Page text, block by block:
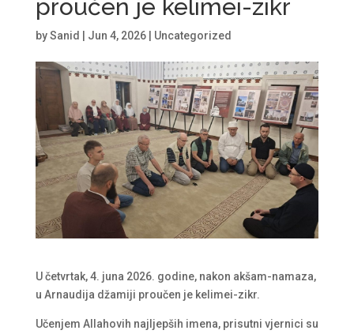
proučen je kelimei-zikr
bySanid Jun 4, 2026| Uncategorized
U četvrtak, 4. juna 2026. godine, nakon akšam-namaza,
u Arnaudija džamiji proučen je kelimei-zikr.
Učenjem Allahovih najljepših imena, prisutni vjernici su